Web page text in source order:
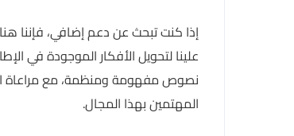
إذا كنت تبحث عن دعم إضافي، فإننا
نصوص مفهومة ومنظمة، مع مراعاة
المهتمين بهذا المجال.